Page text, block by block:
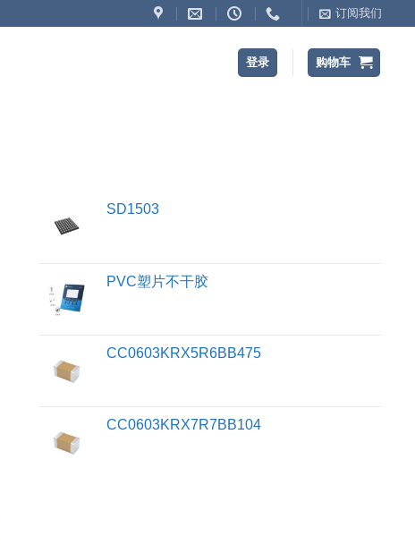
订阅我们
登录 购物车
SD1503
PVC塑片不干胶
CC0603KRX5R6BB475
CC0603KRX7R7BB104